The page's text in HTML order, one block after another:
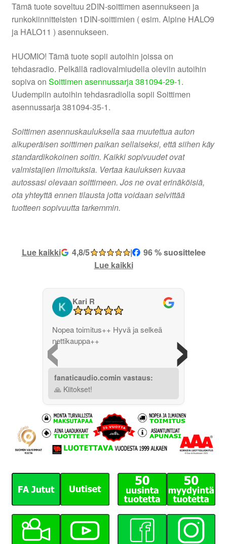
Tämä tuote soveltuu 2DIN-soittimen asennukseen ja
runkokiinnitteisten 1DIN-soittimien ( esim. Alpine HALO9
ja HALO11 ) asennukseen.
HUOMIO! Tämä tuote sopii autoihin joissa on
tehdasradio. Pelkällä radiovalmiudella oleviin autoihin
sopiva on Soittimen asennussarja 381094-29-1.
Uudempiin autoihin tehdasradiolla sopii Soittimen
asennussarja 381094-35-1.
Soittimen asennuskauluksella saa muutettua auton
alkuperäisen soittimen paikan sellaiseksi, että siihen käy
standardikokoinen soitin. Kaikki sopivuudet ovat
valmistajien ilmoituksia. Vertaa kauluksen kuvaa
autossasi olevaan soittimeen. Jos ne ovat erinäköisiä,
ota yhteyttä ennen tilausta jotta voidaan selvittää
tuotteen sopivuutta tarkemmin.
Lue kaikki 4,8/5 |
96 % suosittelee
Lue kaikki
‹
Kari R
Nopea toimitus++ Hyvä ja selkeä
nettikauppa++
fanaticaudio.comin vastaus:
🙏 Kiitokset!
›